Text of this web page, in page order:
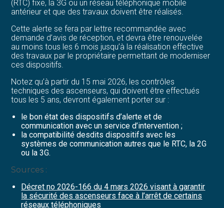
(RTC) fixe, la 3G ou un réseau téléphonique mobile
antérieur et que des travaux doivent être réalisés.
Cette alerte se fera par lettre recommandée avec
demande d’avis de réception, et devra être renouvelée
au moins tous les 6 mois jusqu’à la réalisation effective
des travaux par le propriétaire permettant de moderniser
ces dispositifs.
Notez qu’à partir du 15 mai 2026, les contrôles
techniques des ascenseurs, qui doivent être effectués
tous les 5 ans, devront également porter sur :
le bon état des dispositifs d’alerte et de
communication avec un service d’intervention ;
la compatibilité desdits dispositifs avec les
systèmes de communication autres que le RTC, la 2G
ou la 3G.
Sources :
Décret no 2026-166 du 4 mars 2026 visant à garantir
la sécurité des ascenseurs face à l’arrêt de certains
réseaux téléphoniques